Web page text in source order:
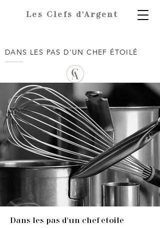
Les Clefs d'Argent
DANS LES PAS D'UN CHEF ÉTOILÉ
Dans les pas d'un chef étoilé